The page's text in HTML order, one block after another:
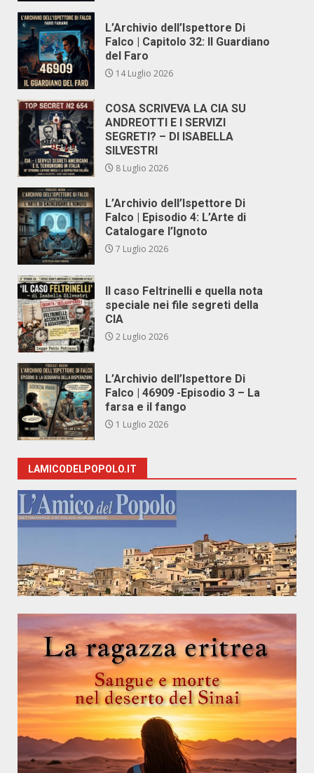
L’Archivio dell’Ispettore Di
Falco | Capitolo 32: Il Guardiano
del Faro
14 Luglio 2026
COSA SCRIVEVA LA CIA SU
ANDREOTTI E I SERVIZI
SEGRETI? – DI ISABELLA
SILVESTRI
8 Luglio 2026
L’Archivio dell’Ispettore Di
Falco | Episodio 4: L’Arte di
Catalogare l’Ignoto
7 Luglio 2026
Il caso Feltrinelli e quella nota
speciale nei file segreti della
CIA
2 Luglio 2026
L’Archivio dell’Ispettore Di
Falco | 46909 -Episodio 3 – La
farsa e il fango
1 Luglio 2026
LAMICODELPOPOLO.IT